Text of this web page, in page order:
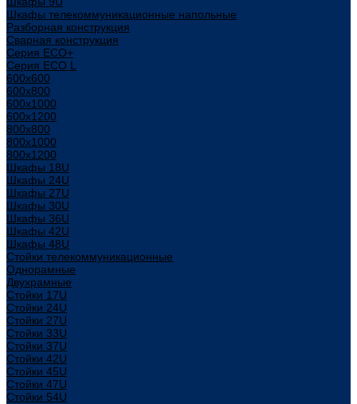
Шкафы телекоммуникационные напольные
Разборная конструкция
Сварная конструкция
Серия ECO+
Серия ECO L
600x600
600x800
600х1000
600х1200
800x800
800х1000
800х1200
Шкафы 18U
Шкафы 24U
Шкафы 27U
Шкафы 30U
Шкафы 36U
Шкафы 42U
Шкафы 48U
Стойки телекоммуникационные
Однорамные
Двухрамные
Стойки 17U
Стойки 24U
Стойки 27U
Стойки 33U
Стойки 37U
Стойки 42U
Стойки 45U
Стойки 47U
Стойки 54U